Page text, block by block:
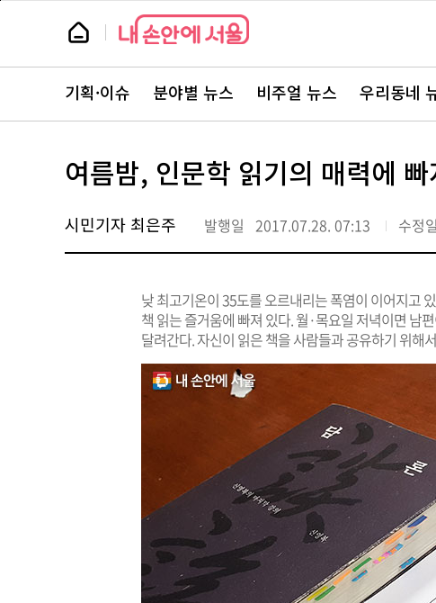
본
뉴
스
뉴
스
주
서
바
로
기획·이슈 분야별 뉴스 비주얼 뉴스 우리동네
여름밤, 인문학 읽기의 매력에
시민기자 최은주 발행일 2017.07.28. 07:13 수정일
낮 최고기온이 35도를 오르내리는 폭염이 이어지고
책 읽는 즐거움에 빠져 있다. 월·목요일 저녁이면 남
달려간다. 자신이 읽은 책을 사람들과 공유하기 위해
페